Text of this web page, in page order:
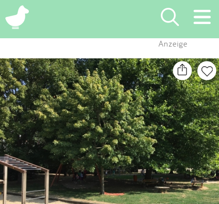
×
Suchen
Eintragen
App
Blog
Partner
Kontakt
Anzeige